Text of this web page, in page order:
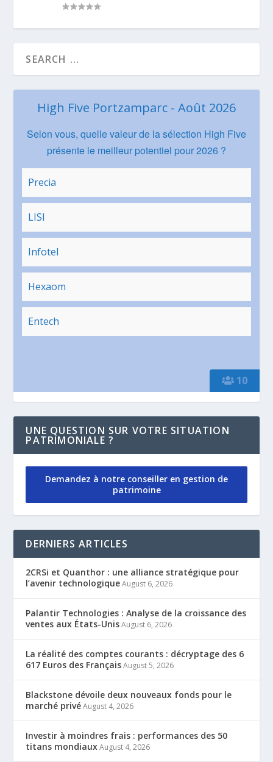
10
High Five Portzamparc - Août 2026
Selon vous, quelle valeur de la sélection High Five
présente le meilleur potentiel pour 2026 ?
Precia
LISI
Infotel
Hexaom
Entech
UNE QUESTION SUR VOTRE SITUATION
PATRIMONIALE ?
Demandez à notre conseiller en gestion de
patrimoine
DERNIERS ARTICLES
2CRSi et Quanthor : une alliance stratégique pour
l’avenir technologique August 6, 2026
Palantir Technologies : Analyse de la croissance des
ventes aux États-Unis August 6, 2026
La réalité des comptes courants : décryptage des 6
617 Euros des Français August 5, 2026
Blackstone dévoile deux nouveaux fonds pour le
marché privé August 4, 2026
Investir à moindres frais : performances des 50
titans mondiaux August 4, 2026